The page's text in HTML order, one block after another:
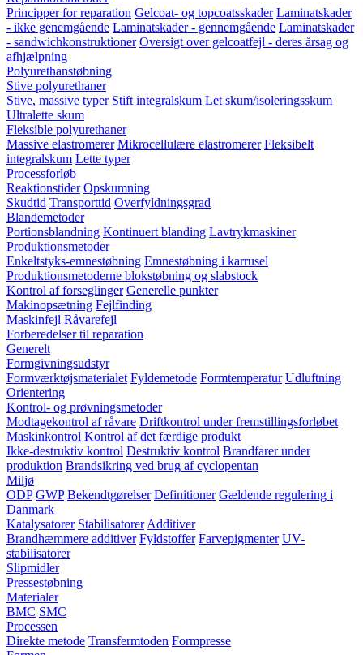
Principper for reparation Gelcoat- og topcoatsskader Laminatskader
- ikke genemgående Laminatskader - gennemgående Laminatskader
- sandwichkonstruktioner Oversigt over gelcoatfejl - deres årsag og
afhjælpning
Polyurethanstøbning
Stive polyurethaner
Stive, massive typer Stift integralskum Let skum/isoleringsskum
Ultralette skum
Fleksible polyurethaner
Massive elastromerer Mikrocellulære elastromerer Fleksibelt
integralskum Lette typer
Processforløb
Reaktionstider Opskumning
Skudtid Transporttid Overfyldningsgrad
Blandemetoder
Portionsblandning Kontinuert blanding Lavtrykmaskiner
Produktionsmetoder
Enkeltstyks-emnestøbning Emnestøbning i karrusel
Produktionsmetoderne blokstøbning og slabstock
Kontrol af forseglinger Generelle punkter
Makinopsætning Fejlfinding
Maskinfejl Råvarefejl
Forberedelser til reparation
Generelt
Formgivningsudstyr
Formværktøjsmaterialet Fyldemetode Formtemperatur Udluftning
Orientering
Kontrol- og prøvningsmetoder
Modtagekontrol af råvare Driftkontrol under fremstillingsforløbet
Maskinkontrol Kontrol af det færdige produkt
Ikke-destruktiv kontrol Destruktiv kontrol Brandfarer under
produktion Brandsikring ved brug af cyclopentan
Miljø
ODP GWP Bekendtgørelser Definitioner Gældende regulering i
Danmark
Katalysatorer Stabilisatorer Additiver
Brandhæmmere additiver Fyldstoffer Farvepigmenter UV-
stabilisatorer
Slipmidler
Pressestøbning
Materialer
BMC SMC
Processen
Direkte metode Transfermtoden Formpresse